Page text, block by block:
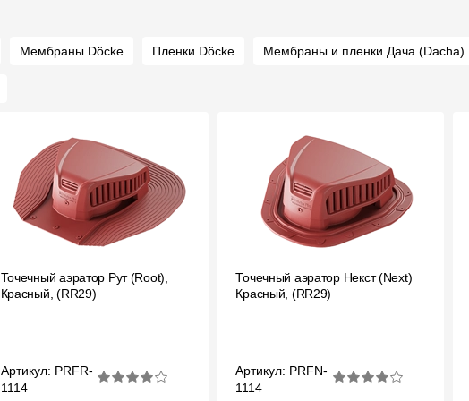
Мембраны Döcke Пленки Döcke Мембраны и пленки Дача (Dacha)
Точечный аэратор Рут (Root),
Красный, (RR29)
Артикул: PRFR-
1114
Точечный аэратор Некст (Next)
Красный, (RR29)
Артикул: PRFN-
1114